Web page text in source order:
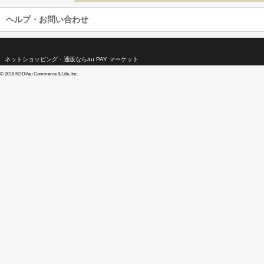
ヘルプ・お問い合わせ
ネットショッピング・通販ならau PAY マーケット
© 2016 KDDI/au Commerce & Life, Inc.